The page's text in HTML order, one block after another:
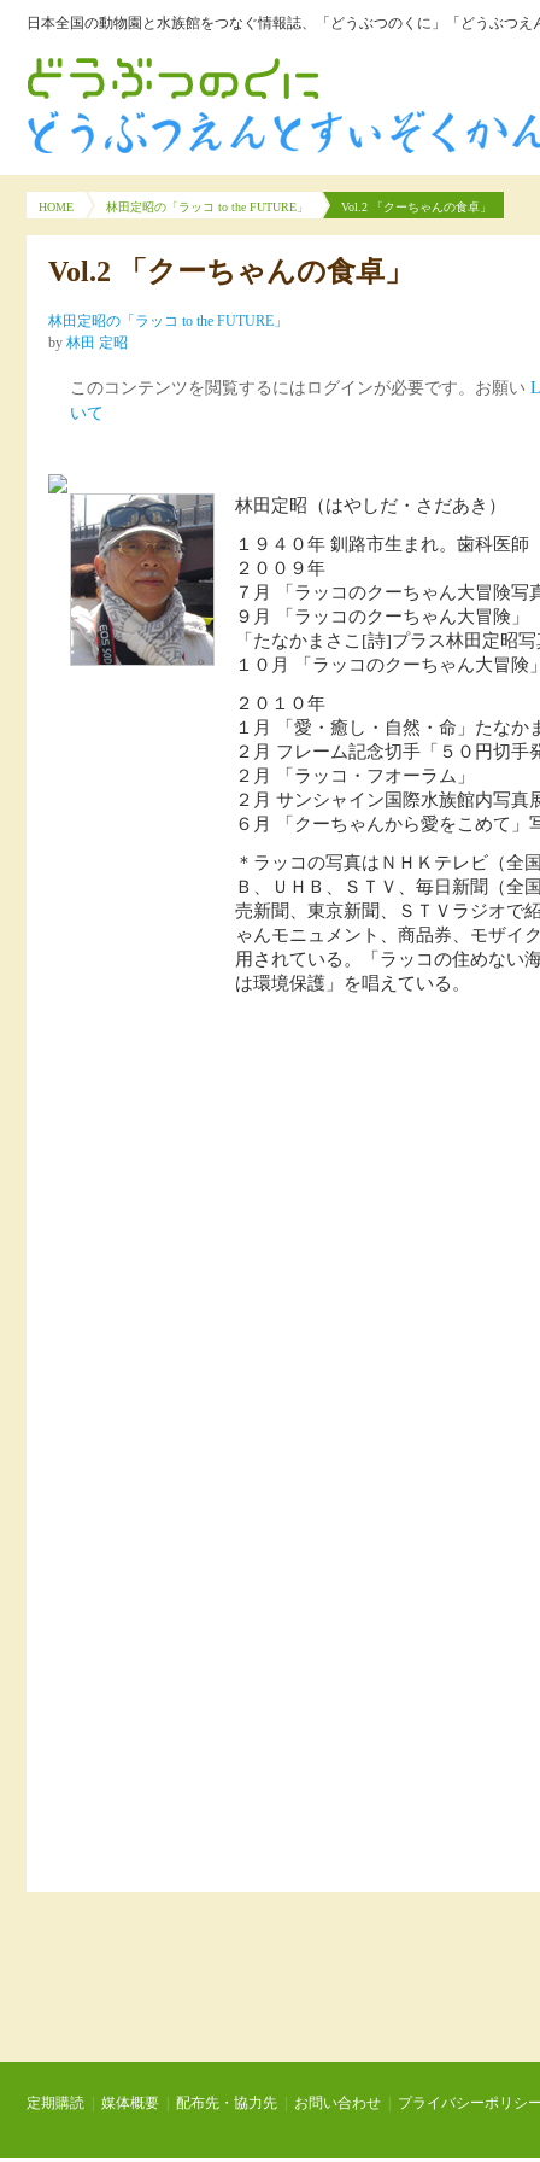
日本全国の動物園と水族館をつなぐ情報誌、「どうぶつのくに」「どうぶつえ
HOME 林田定昭の「ラッコ to the FUTURE」 Vol.2 「クーちゃんの食卓」
Vol.2 「クーちゃんの食卓」
林田定昭の「ラッコ to the FUTURE」
by 林田 定昭
このコンテンツを閲覧するにはログインが必要です。お願い
いて
林田定昭（はやしだ・さだあき）
１９４０年 釧路市生まれ。歯科医師
２００９年
７月 「ラッコのクーちゃん大冒険写
９月 「ラッコのクーちゃん大冒険」
「たなかまさこ[詩]プラス林田定昭
１０月 「ラッコのクーちゃん大冒険
２０１０年
１月 「愛・癒し・自然・命」たなか
２月 フレーム記念切手「５０円切手
２月 「ラッコ・フオーラム」
２月 サンシャイン国際水族館内写真
６月 「クーちゃんから愛をこめて」
＊ラッコの写真はＮＨＫテレビ（全
Ｂ、ＵＨＢ、ＳＴＶ、毎日新聞（全
売新聞、東京新聞、ＳＴＶラジオで
ゃんモニュメント、商品券、モザイ
用されている。「ラッコの住めない
は環境保護」を唱えている。
定期購読 媒体概要 配布先・協力先 お問い合わせ プライバシーポリシ